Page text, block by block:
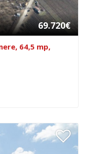
69.720€
64,5 mp,